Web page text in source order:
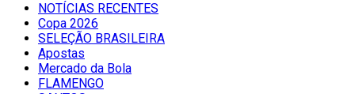
NOTÍCIAS RECENTES
Copa 2026
SELEÇÃO BRASILEIRA
Apostas
Mercado da Bola
FLAMENGO